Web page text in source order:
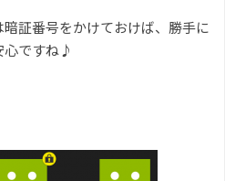
証番号をかけておけば、勝手に
心ですね♪